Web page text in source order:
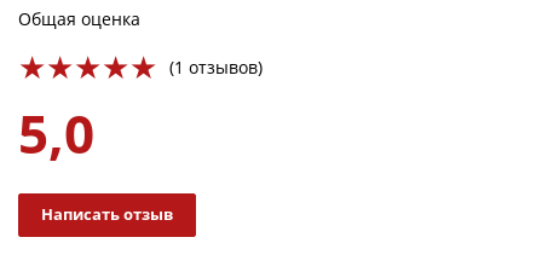
Общая оценка
(1 отзывов)
5,0
Написать отзыв